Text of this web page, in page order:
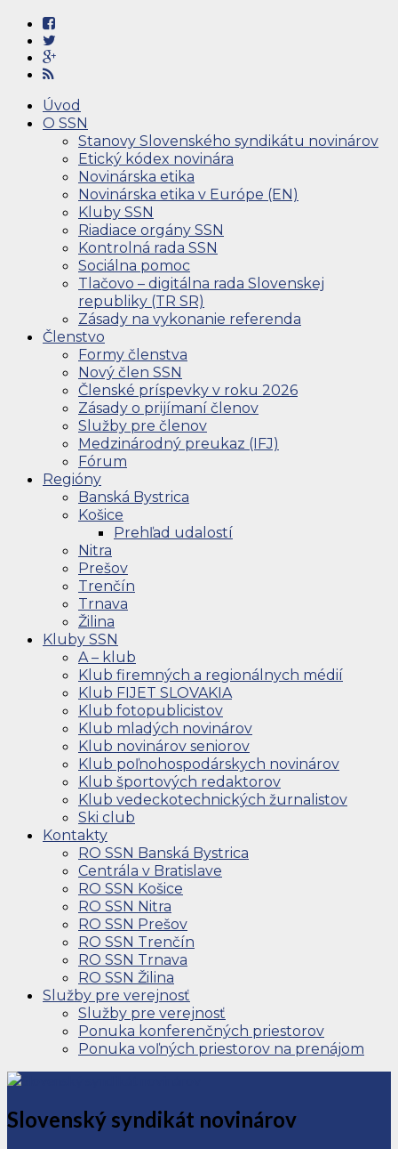
Úvod
O SSN
Stanovy Slovenského syndikátu novinárov
Etický kódex novinára
Novinárska etika
Novinárska etika v Európe (EN)
Kluby SSN
Riadiace orgány SSN
Kontrolná rada SSN
Sociálna pomoc
Tlačovo – digitálna rada Slovenskej
republiky (TR SR)
Zásady na vykonanie referenda
Členstvo
Formy členstva
Nový člen SSN
Členské príspevky v roku 2026
Zásady o prijímaní členov
Služby pre členov
Medzinárodný preukaz (IFJ)
Fórum
Regióny
Banská Bystrica
Košice
Prehľad udalostí
Nitra
Prešov
Trenčín
Trnava
Žilina
Kluby SSN
A – klub
Klub firemných a regionálnych médií
Klub FIJET SLOVAKIA
Klub fotopublicistov
Klub mladých novinárov
Klub novinárov seniorov
Klub poľnohospodárskych novinárov
Klub športových redaktorov
Klub vedeckotechnických žurnalistov
Ski club
Kontakty
RO SSN Banská Bystrica
Centrála v Bratislave
RO SSN Košice
RO SSN Nitra
RO SSN Prešov
RO SSN Trenčín
RO SSN Trnava
RO SSN Žilina
Služby pre verejnosť
Služby pre verejnosť
Ponuka konferenčných priestorov
Ponuka voľných priestorov na prenájom
Slovenský syndikát novinárov